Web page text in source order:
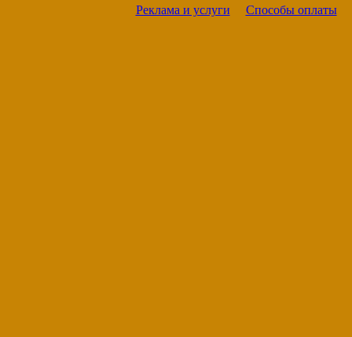
Реклама и услуги Способы оплаты